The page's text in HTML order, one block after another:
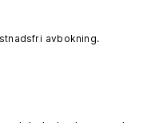
avbokning.